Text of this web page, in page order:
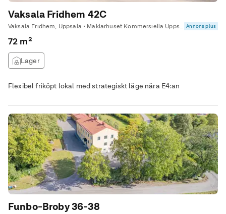
Vaksala Fridhem 42C
Vaksala Fridhem, Uppsala • Mäklarhuset Kommersiella Uppsala Annons plus
72 m²
Lager
Flexibel friköpt lokal med strategiskt läge nära E4:an
Funbo-Broby 36-38